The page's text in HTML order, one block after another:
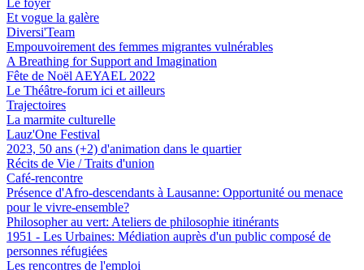
Le foyer
Et vogue la galère
Diversi'Team
Empouvoirement des femmes migrantes vulnérables
A Breathing for Support and Imagination
Fête de Noël AEYAEL 2022
Le Théâtre-forum ici et ailleurs
Trajectoires
La marmite culturelle
Lauz'One Festival
2023, 50 ans (+2) d'animation dans le quartier
Récits de Vie / Traits d'union
Café-rencontre
Présence d'Afro-descendants à Lausanne: Opportunité ou menace
pour le vivre-ensemble?
Philosopher au vert: Ateliers de philosophie itinérants
1951 - Les Urbaines: Médiation auprès d'un public composé de
personnes réfugiées
Les rencontres de l'emploi